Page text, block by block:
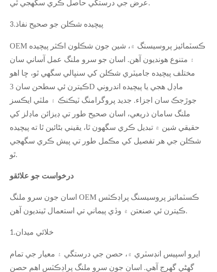
عرض جي درستگي حاصل ڪري سگهجي ٿي.
3.پيچيده شڪلن جو صحيح نفاذ
OEM ڪسٽمائيز پروسيسنگ ۾، شين جون شڪلون اڪثر پيچيده
۽ متنوع هونديون آهن. اسان جو سرو ملنگ عمل آساني سان
مختلف پيچيده جاميٽري شڪلن کي سنڀالي سگھي ٿو، ڇا اهو
ڪيترن ئي سطحن سان 3D ماڊل هجي يا پيچيده اندروني
جوڙجڪ سان اجزاء. جديد پروگرامنگ ٽيڪنڪ ۽ ملٽي ايڪسز
ملنگ سامان ذريعي، اسان صحيح طور تي ڊيزائن ماڊلز کي
حقيقي شين ۾ تبديل ڪري سگھون ٿا، يقيني بڻائين ٿا ته پيچيده
شڪلن جي هر تفصيل کي مڪمل طور تي پيش ڪري سگهجي
ٿو.
درخواست جو علائقو
اسان جون سرو ملنگ OEM ڪسٽمائيز پروسيسنگ پراڊڪٽس
ڪيترن ئي صنعتن ۾ وڏي پيماني تي استعمال ٿينديون آهن.
1.خلائي ميدان
ايرو اسپيس انڊسٽري ۾، حصن جي درستگي ۽ معيار جي تمام
گهڻي گهرج آهي. اسان جون سرو ملنگ پراڊڪٽس اهم حصن